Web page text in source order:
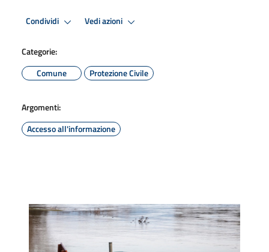
Condividi Vedi azioni
Categorie:
Comune
Protezione Civile
Argomenti:
Accesso all'informazione